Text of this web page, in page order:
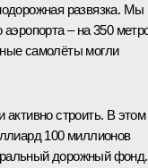
развязка. Мы
– на 350
самолёты могли
строить. В этом
100 миллионов
дорожный фонд.